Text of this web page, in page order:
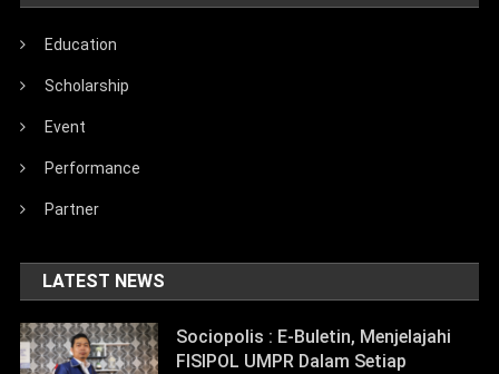
Education
Scholarship
Event
Performance
Partner
LATEST NEWS
Sociopolis : E-Buletin, Menjelajahi
FISIPOL UMPR Dalam Setiap